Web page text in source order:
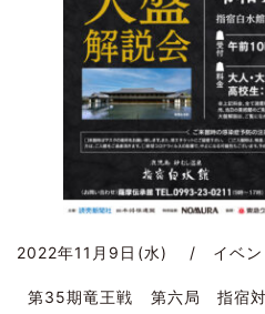
2022年11月9日(水) / イベン
第35期竜王戦 第六局 指宿